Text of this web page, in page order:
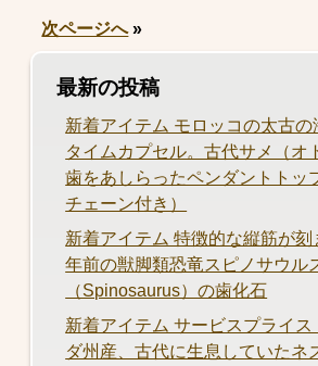
次ページへ»
最新の投稿
新着アイテム モロッコの太古の
タイムカプセル。古代サメ（オ
歯をあしらったペンダントトッ
チェーン付き）
新着アイテム 特徴的な縦筋が
年前の獣脚類恐竜スピノサウル
（Spinosaurus）の歯化石
新着アイテム サービスプライス
ダ州産、古代に生息していたネ